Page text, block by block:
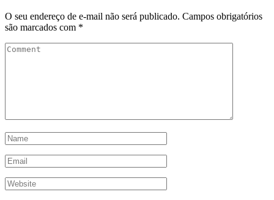
O seu endereço de e-mail não será publicado. Campos obrigatórios
são marcados com *